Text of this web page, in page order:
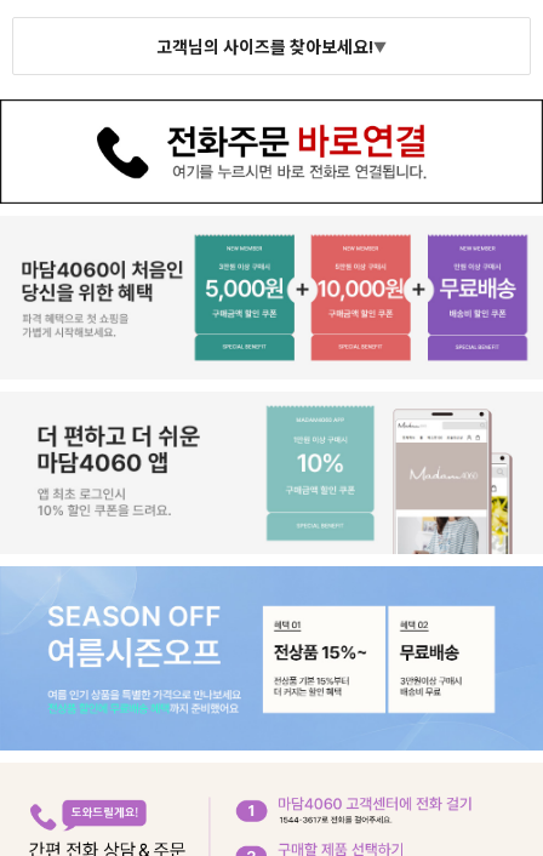
고객님의 사이즈를 찾아보세요!▼